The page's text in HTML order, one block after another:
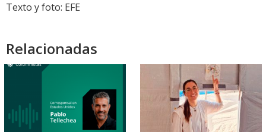
Texto y foto: EFE
Relacionadas